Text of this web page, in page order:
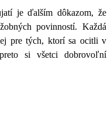
je ďalším dôkazom, že
povinností. Každá
pre tých, ktorí sa ocitli v
si všetci dobrovoľní